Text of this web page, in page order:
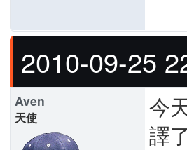
2010-09-25
Aven
天使
今
譯